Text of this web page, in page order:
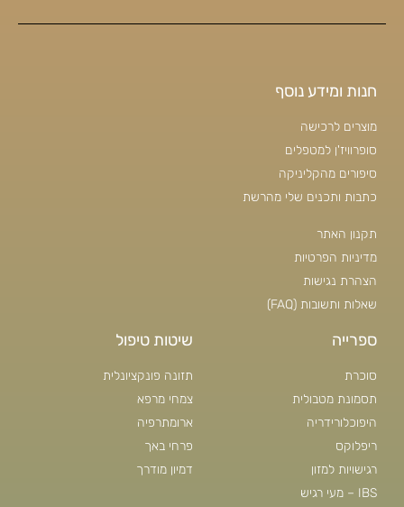
חנות ומידע נוסף
מוצרים לרכישה
סופרוויז'ן למטפלים
סיפורים מהקליניקה
כתבות ותכנים שלי מהרשת
תקנון האתר
מדיניות הפרטיות
הצהרת נגישות
שאלות ותשובות (FAQ)
ספרייה
סוכרת
תסמונת מטבולית
היפוכלורידריה
ריפלוקס
רגישויות למזון
IBS – מעי רגיש
שיטות טיפול
תזונה פונקציונלית
צמחי מרפא
ארומתרפיה
פרחי באך
דמיון מודרך